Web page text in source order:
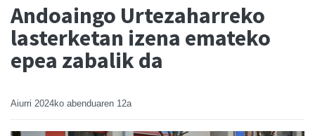
Andoaingo Urtezaharreko
lasterketan izena emateko
epea zabalik da
Aiurri 2024ko abenduaren 12a